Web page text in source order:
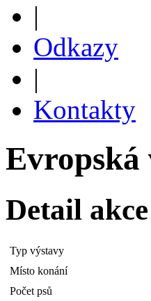
|
Odkazy
|
Kontakty
Evropská
Detail akce
Typ výstavy
Místo konání
Počet psů